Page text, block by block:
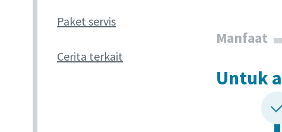
Paket servis
Cerita terkait
Manfaat
Untuk